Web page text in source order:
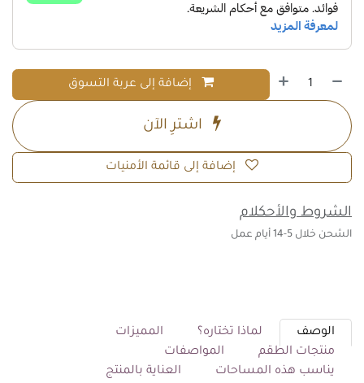
إضافة إلى عربة التسوق
اشترِ الآن
إضافة إلى قائمة الأمنيات
الشروط والأحكلام
الشحن خلال 5-14 أيام عمل
الوصف لماذا تختاره؟
المميزات
منتجات الطقم
المواصفات
يناسب هذه المساحات
العناية بالمنتج